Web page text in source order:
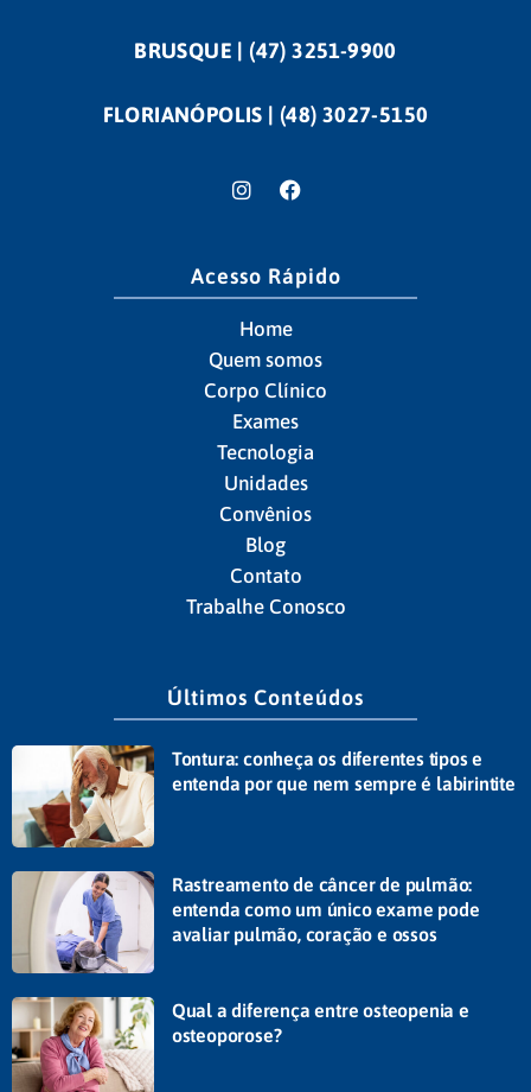
BRUSQUE | (47) 3251-9900
FLORIANÓPOLIS | (48) 3027-5150
Acesso Rápido
Home
Quem somos
Corpo Clínico
Exames
Tecnologia
Unidades
Convênios
Blog
Contato
Trabalhe Conosco
Últimos Conteúdos
Tontura: conheça os diferentes tipos e
entenda por que nem sempre é labirintite
Rastreamento de câncer de pulmão:
entenda como um único exame pode
avaliar pulmão, coração e ossos
Qual a diferença entre osteopenia e
osteoporose?